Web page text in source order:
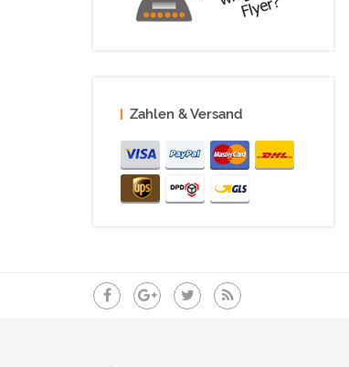
Zahlen & Versand